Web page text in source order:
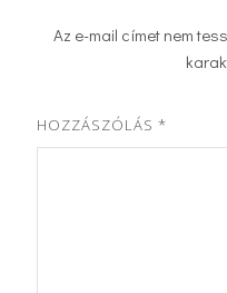
Az e-mail címet nem
HOZZÁSZÓLÁS *